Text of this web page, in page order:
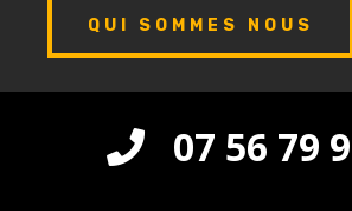
QUI SOMMES NOUS
07 56 79